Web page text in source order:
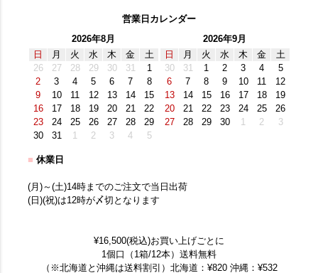
営業日カレンダー
2026年8月
日
月 火 水 木 金
土
26
27 28 29 30 31
1
2
3 4 5 6 7
8
9
10 11 12 13 14
15
16
17 18 19 20 21
22
23
24 25 26 27 28
29
30
31 1 2 3 4 5
2026年9月
日
月 火 水 木 金
土
30
31 1 2 3 4
5
6
7 8 9 10 11
12
13
14 15 16 17 18
19
20
21 22 23 24 25
26
27
28 29 30 1 2 3
■ 休業日
(月)～(土)14時までのご注文で当日出荷
(日)(祝)は12時が〆切となります
¥16,500(税込)お買い上げごとに
1個口（1箱/12本）送料無料
（※北海道と沖縄は送料割引）北海道：¥820 沖縄：¥532